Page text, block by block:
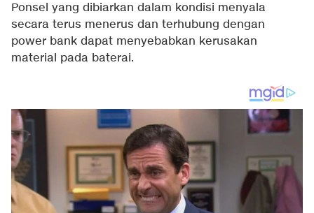
Ponsel yang dibiarkan dalam kondisi menyala
secara terus menerus dan terhubung dengan
power bank dapat menyebabkan kerusakan
material pada baterai.